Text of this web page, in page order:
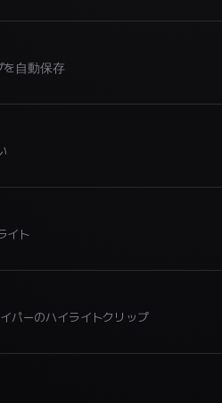
を自動保存
イト
パーのハイライトクリップ